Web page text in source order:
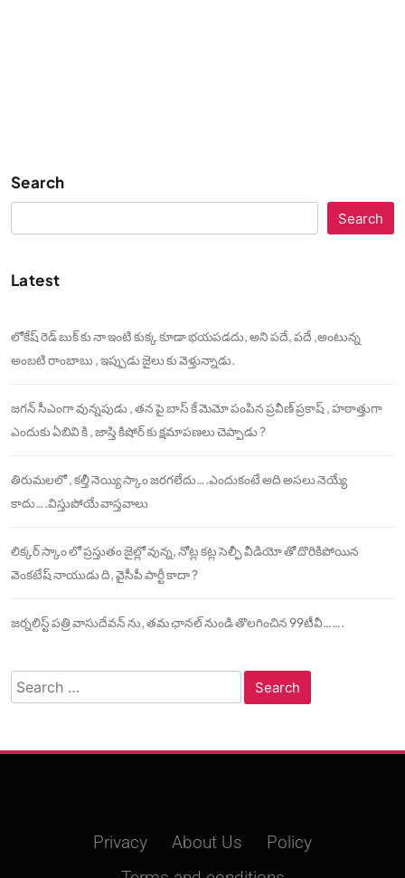
Search
Search
Latest
లోకేష్ రెడ్ బుక్ కు నా ఇంటి కుక్క కూడా భయపడదు, అని పదే, పదే ,అంటున్న
అంబటి రాంబాబు , ఇప్పుడు జైలు కు వెళ్తున్నాడు.
జగన్ సీఎంగా వున్నపుడు , తన పై బాస్ కే మెమో పంపిన ప్రవీణ్ ప్రకాష్ , హఠాత్తుగా
ఎందుకు ఏబివి కి , జాస్తి కిషోర్ కు క్షమాపణలు చెప్పాడు ?
తిరుమలలో , కల్తీ నెయ్యి స్కాం జరగలేదు….ఎందుకంటే అది అసలు నెయ్యే
కాదు….విస్తుపోయే వాస్తవాలు
లిక్కర్ స్కాం లో ప్రస్తుతం జైల్లో వున్న, నోట్ల కట్ల సెల్ఫీ వీడియో తో దొరికిపోయిన
వెంకటేష్ నాయుడు ది, వైసీపీ పార్టీ కాదా ?
జర్నలిస్ట్ పత్రి వాసుదేవన్ ను, తమ ఛానల్ నుండి తొలగించిన 99టీవీ…….
Search
for:
Privacy About Us
Policy